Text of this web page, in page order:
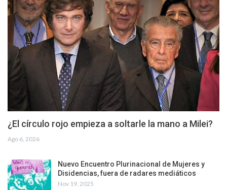
¿El círculo rojo empieza a soltarle la mano a Milei?
Ago 6, 2026
Nuevo Encuentro Plurinacional de Mujeres y
Disidencias, fuera de radares mediáticos
Nov 19, 2025